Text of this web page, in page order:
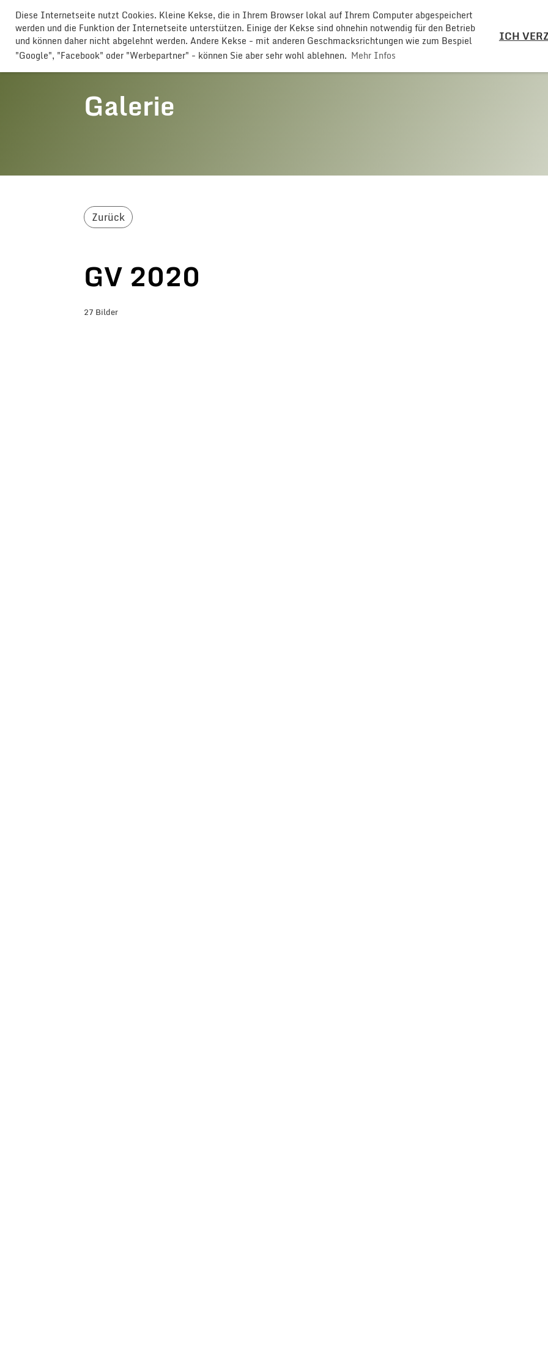
Diese Internetseite nutzt Cookies. Kleine Kekse, die in Ihrem Browser lokal auf Ihrem Computer abgespeichert
werden und die Funktion der Internetseite unterstützen. Einige der Kekse sind ohnehin notwendig für den Betrieb
und können daher nicht abgelehnt werden. Andere Kekse - mit anderen Geschmacksrichtungen wie zum Bespiel
"Google", "Facebook" oder "Werbepartner" - können Sie aber sehr wohl ablehnen. Mehr Infos
ICH
GLOGGERESCHRÄNZER BUTTISHOLZ
Galerie
Zurück
GV 2020
27 Bilder